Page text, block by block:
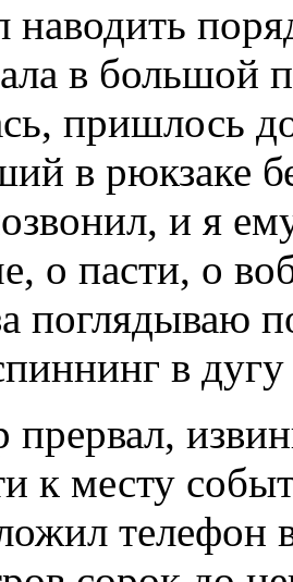
наводить
в большой
пришлось
в рюкзаке
и я
о пасти, о
поглядываю
в дугу
прервал,
к месту